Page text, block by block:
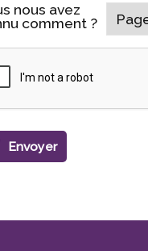
nous avez
comment ?
Envoyer